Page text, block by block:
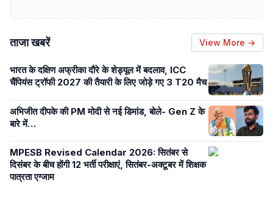
ताजा खबरें View More →
भारत के दक्षिण अफ्रीका दौरे के शेड्यूल में बदलाव, ICC
चैंपियंस ट्रॉफी 2027 की तैयारी के लिए जोड़े गए 3 T20 मैच
अभिजीत दीपके की PM मोदी से नई डिमांड, बोले- Gen Z के
बारे में…
MPESB Revised Calendar 2026: सितंबर से
दिसंबर के बीच होंगी 12 भर्ती परीक्षाएं, सितंबर-अक्टूबर में शिक्षक
पात्रता एग्जाम